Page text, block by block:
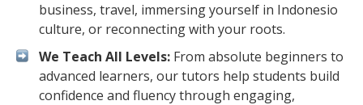
business, travel, immersing yourself in Indonesio
culture, or reconnecting with your roots.
We Teach All Levels: From absolute beginners to
advanced learners, our tutors help students build
confidence and fluency through engaging,